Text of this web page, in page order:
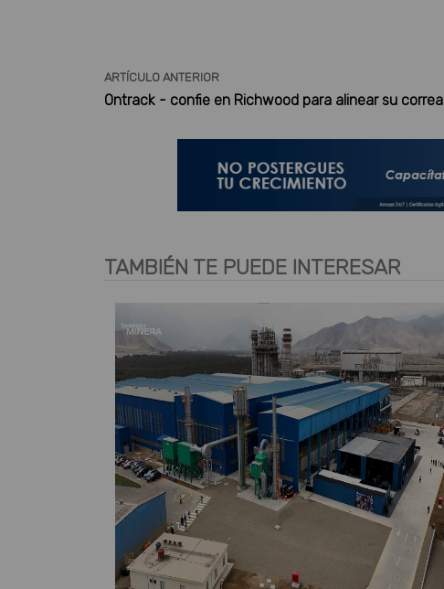
ARTÍCULO ANTERIOR
Ontrack - confie en Richwood para alinear su correa
TAMBIÉN TE PUEDE INTERESAR